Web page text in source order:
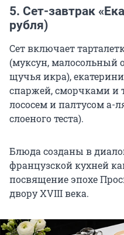
5. Сет-завтрак
рубля)
Сет включает
(муксун, малосольный
щучья икра),
спаржей, сморчками и
лососем и палтусом а-
слоеного теста).
Блюда созданы в
французской кухней
посвящение эпохе
двору XVIII века.